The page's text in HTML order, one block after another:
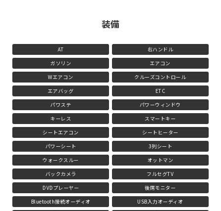
装備
AT
右ハンドル
ガソリン
エアコン
Wエアコン
クルーズコントロール
エアバッグ
ETC
パワステ
パワーウィンドウ
キーレス
スマートキー
シートエアコン
シートヒーター
パワーシート
3列シート
ウォークスルー
オットマン
バックカメラ
フルセグTV
DVDプレーヤー
後席モニター
Bluetooth接続オーディオ
USB入力オーディオ